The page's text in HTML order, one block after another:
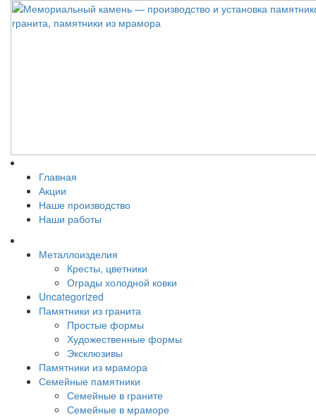
Главная
Акции
Наше производство
Наши работы
Металлоизделия
Кресты, цветники
Ограды холодной ковки
Uncategorized
Памятники из гранита
Простые формы
Художественные формы
Эксклюзивы
Памятники из мрамора
Семейные памятники
Семейные в граните
Семейные в мраморе